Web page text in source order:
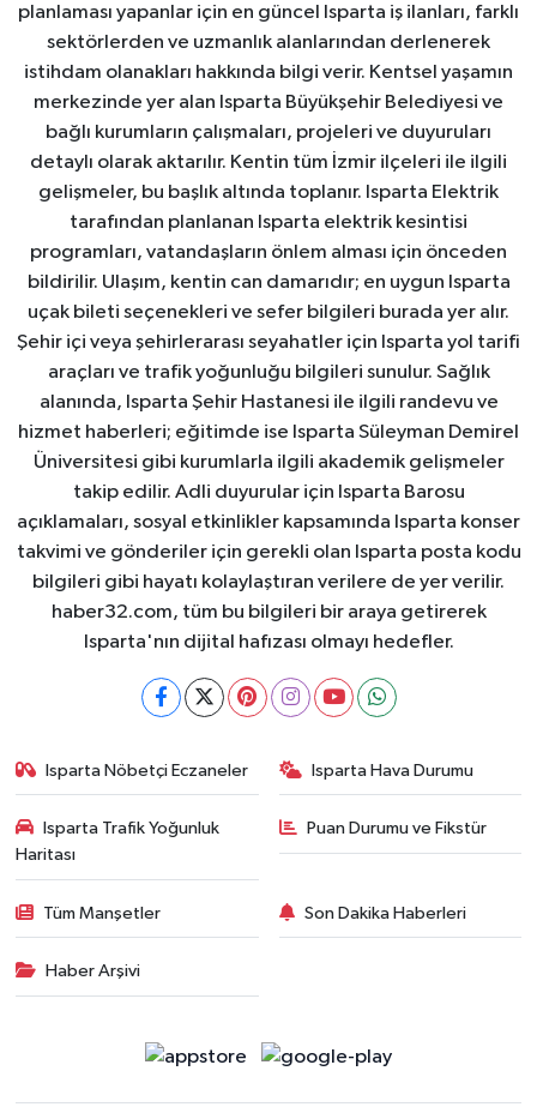
planlaması yapanlar için en güncel Isparta iş ilanları, farklı
sektörlerden ve uzmanlık alanlarından derlenerek
istihdam olanakları hakkında bilgi verir. Kentsel yaşamın
merkezinde yer alan Isparta Büyükşehir Belediyesi ve
bağlı kurumların çalışmaları, projeleri ve duyuruları
detaylı olarak aktarılır. Kentin tüm İzmir ilçeleri ile ilgili
gelişmeler, bu başlık altında toplanır. Isparta Elektrik
tarafından planlanan Isparta elektrik kesintisi
programları, vatandaşların önlem alması için önceden
bildirilir. Ulaşım, kentin can damarıdır; en uygun Isparta
uçak bileti seçenekleri ve sefer bilgileri burada yer alır.
Şehir içi veya şehirlerarası seyahatler için Isparta yol tarifi
araçları ve trafik yoğunluğu bilgileri sunulur. Sağlık
alanında, Isparta Şehir Hastanesi ile ilgili randevu ve
hizmet haberleri; eğitimde ise Isparta Süleyman Demirel
Üniversitesi gibi kurumlarla ilgili akademik gelişmeler
takip edilir. Adli duyurular için Isparta Barosu
açıklamaları, sosyal etkinlikler kapsamında Isparta konser
takvimi ve gönderiler için gerekli olan Isparta posta kodu
bilgileri gibi hayatı kolaylaştıran verilere de yer verilir.
haber32.com, tüm bu bilgileri bir araya getirerek
Isparta'nın dijital hafızası olmayı hedefler.
Isparta Nöbetçi Eczaneler Isparta Hava Durumu
Isparta Trafik Yoğunluk
Haritası
Puan Durumu ve Fikstür
Tüm Manşetler Son Dakika Haberleri
Haber Arşivi